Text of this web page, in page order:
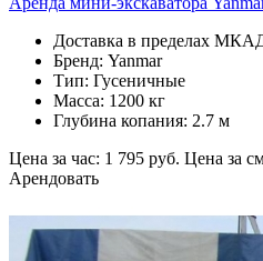
Доставка в пределах
Бренд: Yanmar
Тип: Гусеничные
Масса: 1200 кг
Глубина копания: 2.7 м
Цена за час: 1 795 руб. Цена за
Арендовать